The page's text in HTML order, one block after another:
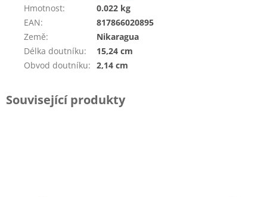
Hmotnost:
0.022 kg
EAN:
817866020895
Země:
Nikaragua
Délka doutníku:
15,24 cm
Obvod doutníku: 2,14 cm
Související produkty